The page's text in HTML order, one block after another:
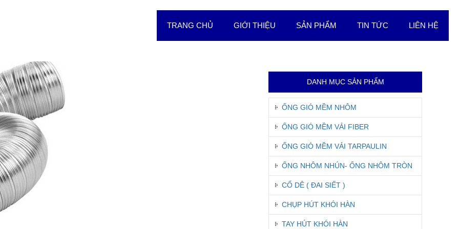
TRANG CHỦ GIỚI THIỆU SẢN PHẨM TIN TỨC LIÊN HỆ
DANH MỤC SẢN PHẨM
ỐNG GIÓ MỀM NHÔM
ỐNG GIÓ MỀM VẢI FIBER
ỐNG GIÓ MỀM VẢI TARPAULIN
ỐNG NHÔM NHÚN- ỐNG NHÔM TRÒN
CỔ DÊ ( ĐAI SIẾT )
CHỤP HÚT KHÓI HÀN
TAY HÚT KHÓI HÀN